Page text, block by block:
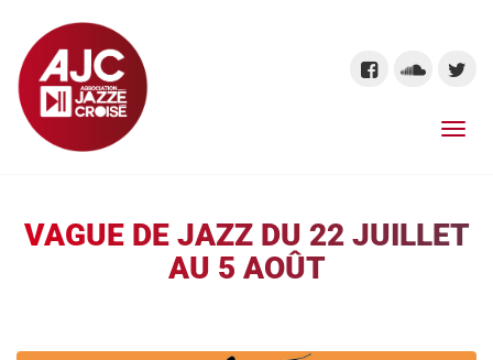
VAGUE DE JAZZ DU 22 JUILLET
AU 5 AOÛT